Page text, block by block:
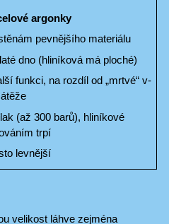
argonky
pevnějšího materiálu
dno (hliníková má ploché)
funkci, na rozdíl od „mrtvé“ v-
(až 300 barů), hliníkové
trpí
levnější
velikost láhve zejména